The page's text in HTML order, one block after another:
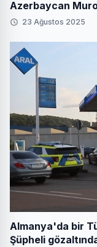
Azerbaycan
23 Ağustos 2025
Almanya'da bir
Şüpheli